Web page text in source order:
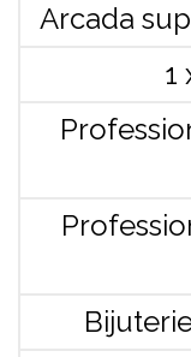
Arcada
1